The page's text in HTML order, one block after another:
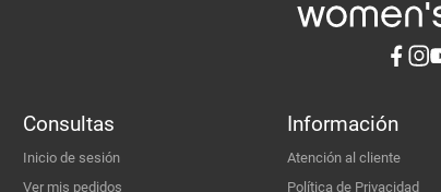
Consultas
Inicio de sesión
Ver mis pedidos
Información
Atención al cliente
Política de Privacidad